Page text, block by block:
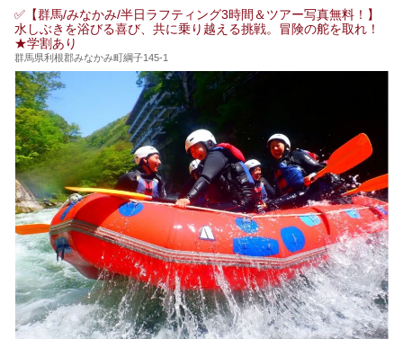
✅【群馬/みなかみ/半日ラフティング3時間＆ツアー写真無料！】
水しぶきを浴びる喜び、共に乗り越える挑戦。冒険の舵を取れ！
★学割あり
群馬県利根郡みなかみ町綱子145-1